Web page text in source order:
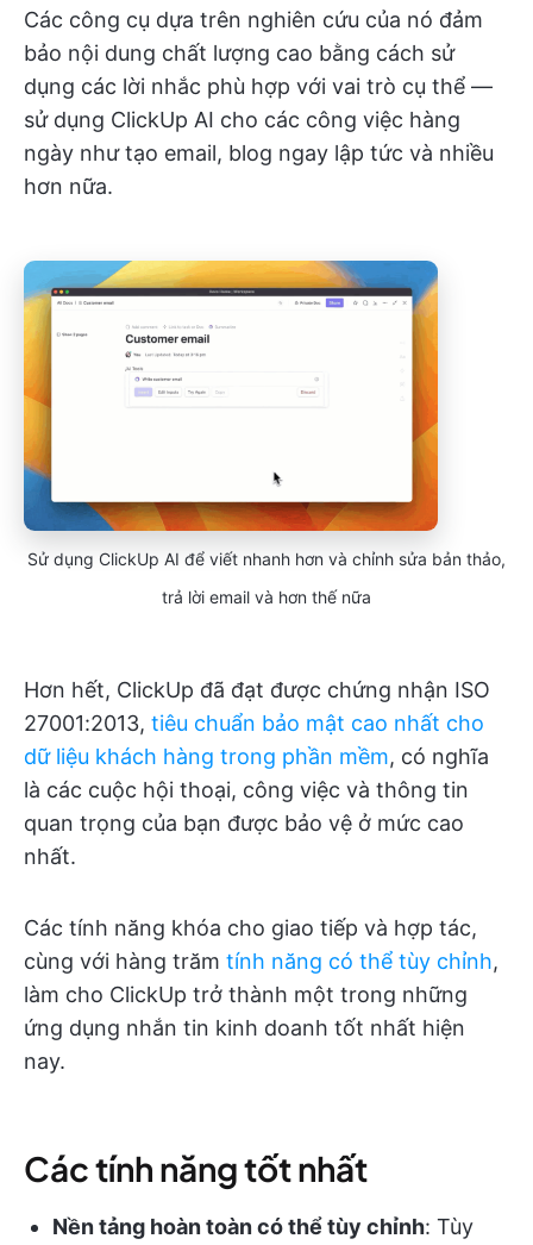
Các công cụ dựa trên nghiên cứu của nó đảm
bảo nội dung chất lượng cao bằng cách sử
dụng các lời nhắc phù hợp với vai trò cụ thể —
sử dụng ClickUp AI cho các công việc hàng
ngày như tạo email, blog ngay lập tức và nhiều
hơn nữa.
Sử dụng ClickUp AI để viết nhanh hơn và chỉnh sửa bản thảo,
trả lời email và hơn thế nữa
Hơn hết, ClickUp đã đạt được chứng nhận ISO
27001:2013, tiêu chuẩn bảo mật cao nhất cho
dữ liệu khách hàng trong phần mềm, có nghĩa
là các cuộc hội thoại, công việc và thông tin
quan trọng của bạn được bảo vệ ở mức cao
nhất.
Các tính năng khóa cho giao tiếp và hợp tác,
cùng với hàng trăm tính năng có thể tùy chỉnh,
làm cho ClickUp trở thành một trong những
ứng dụng nhắn tin kinh doanh tốt nhất hiện
nay.
Các tính năng tốt nhất
Nền tảng hoàn toàn có thể tùy chỉnh: Tùy